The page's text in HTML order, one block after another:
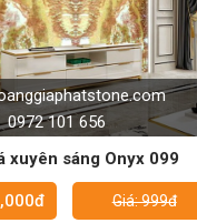
yêu
tâm
0972 101 656
xuyên sáng Onyx 100
Giá: 999đ